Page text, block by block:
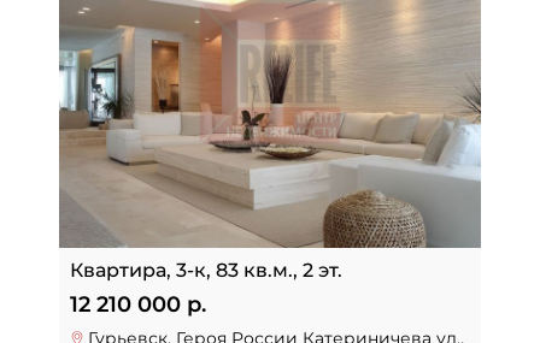
Квартира, 3-к, 83 кв.м., 2 эт.
12 210 000 р.
Гурьевск, Героя России Катериничева ул.,